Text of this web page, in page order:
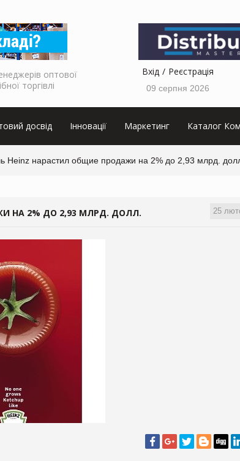
оптової
торгівлі
Вхід Реєстрація
09 серпня 2026
досвід Інновації Маркетинг Каталог
Heinz нарастил общие продажи на 2% до 2,93 млрд.
25
НА 2% ДО 2,93 МЛРД. ДОЛЛ.